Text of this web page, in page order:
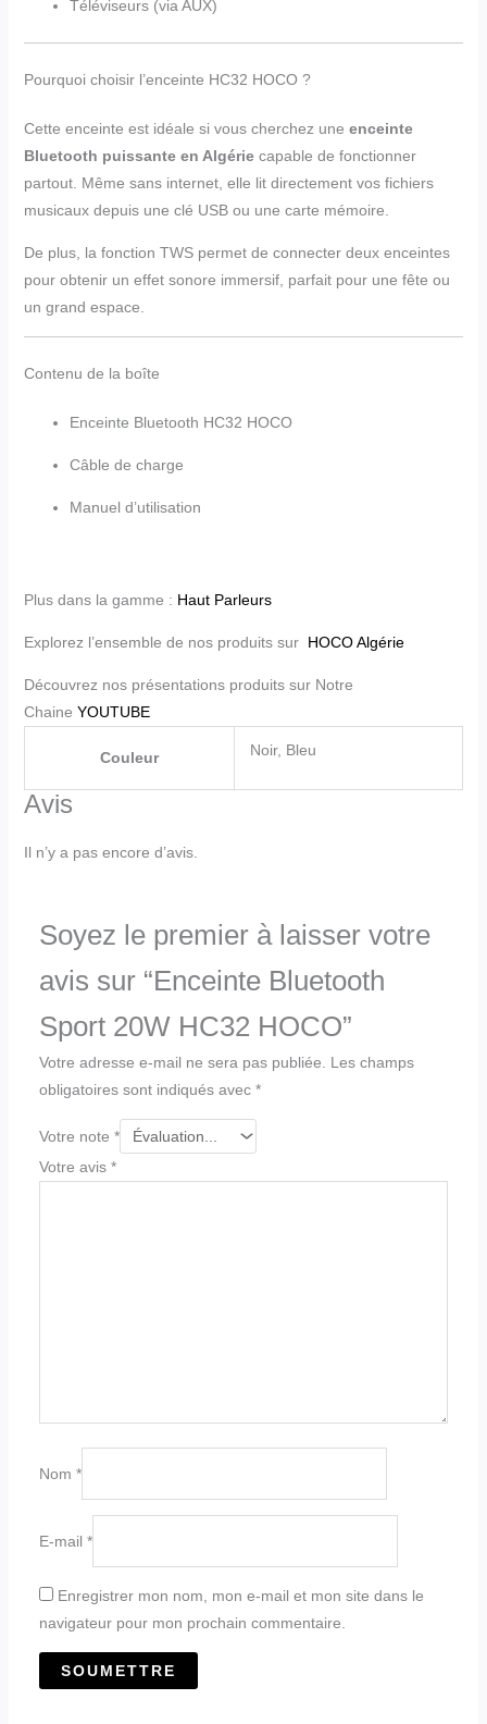
Téléviseurs (via AUX)
Pourquoi choisir l’enceinte HC32 HOCO ?
Cette enceinte est idéale si vous cherchez une enceinte
Bluetooth puissante en Algériecapable de fonctionner
partout. Même sans internet, elle lit directement vos fichiers
musicaux depuis une clé USB ou une carte mémoire.
De plus, la fonction TWS permet de connecter deux enceintes
pour obtenir un effet sonore immersif, parfait pour une fête ou
un grand espace.
Contenu de la boîte
Enceinte Bluetooth HC32 HOCO
Câble de charge
Manuel d’utilisation
Plus dans la gamme : Haut Parleurs
Explorez l’ensemble de nos produits sur HOCO Algérie
Découvrez nos présentations produits sur Notre
Chaine YOUTUBE
Couleur Noir, Bleu
Avis
Il n’y a pas encore d’avis.
Soyez le premier à laisser votre
avis sur “Enceinte Bluetooth
Sport 20W HC32 HOCO”
Votre adresse e-mail ne sera pas publiée.
Les champs
obligatoires sont indiqués avec *
Votre note *
Votre avis *
Nom *
E-mail *
Enregistrer mon nom, mon e-mail et mon site dans le
navigateur pour mon prochain commentaire.